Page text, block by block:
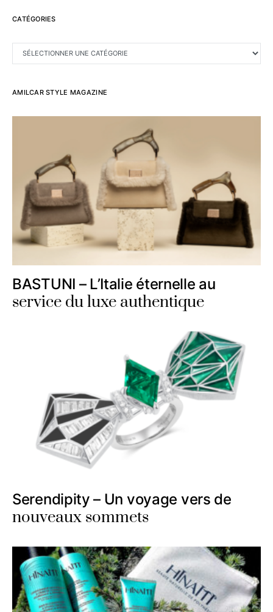
CATÉGORIES
CATÉGORIES
AMILCAR STYLE MAGAZINE
BASTUNI – L’Italie éternelle au
service du luxe authentique
Serendipity – Un voyage vers de
nouveaux sommets